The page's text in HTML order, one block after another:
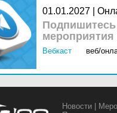
01.01.2027 |
Вебкаст
веб/
Новости